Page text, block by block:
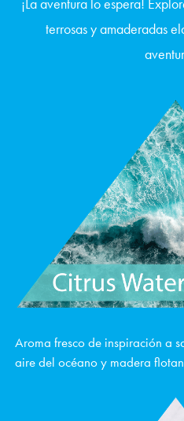
¡La aventura lo espera!
terrosas y amaderadas
Aroma fresco de inspiración a
aire del océano y madera